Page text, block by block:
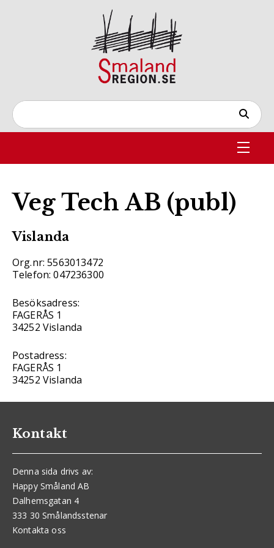
Veg Tech AB (publ)
Vislanda
Org.nr: 5563013472
Telefon: 047236300
Besöksadress:
FAGERÅS 1
34252 Vislanda
Postadress:
FAGERÅS 1
34252 Vislanda
Kontakt
Denna sida drivs av:
Happy Småland AB
Dalhemsgatan 4
333 30 Smålandsstenar
Kontakta oss